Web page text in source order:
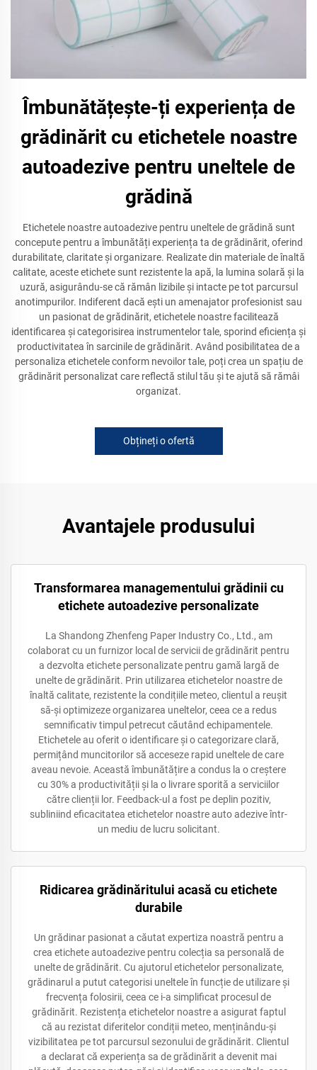
Îmbunătățește-ți experiența de
grădinărit cu etichetele noastre
autoadezive pentru uneltele de
grădină
Etichetele noastre autoadezive pentru uneltele de grădină sunt
concepute pentru a îmbunătăți experiența ta de grădinărit, oferind
durabilitate, claritate și organizare. Realizate din materiale de înaltă
calitate, aceste etichete sunt rezistente la apă, la lumina solară și la
uzură, asigurându-se că rămân lizibile și intacte pe tot parcursul
anotimpurilor. Indiferent dacă ești un amenajator profesionist sau
un pasionat de grădinărit, etichetele noastre facilitează
identificarea și categorisirea instrumentelor tale, sporind eficiența și
productivitatea în sarcinile de grădinărit. Având posibilitatea de a
personaliza etichetele conform nevoilor tale, poți crea un spațiu de
grădinărit personalizat care reflectă stilul tău și te ajută să rămâi
organizat.
Obțineți o ofertă
Avantajele produsului
Transformarea managementului grădinii cu
etichete autoadezive personalizate
La Shandong Zhenfeng Paper Industry Co., Ltd., am
colaborat cu un furnizor local de servicii de grădinărit pentru
a dezvolta etichete personalizate pentru gamă largă de
unelte de grădinărit. Prin utilizarea etichetelor noastre de
înaltă calitate, rezistente la condițiile meteo, clientul a reușit
să-și optimizeze organizarea uneltelor, ceea ce a redus
semnificativ timpul petrecut căutând echipamentele.
Etichetele au oferit o identificare și o categorizare clară,
permițând muncitorilor să acceseze rapid uneltele de care
aveau nevoie. Această îmbunătățire a condus la o creștere
cu 30% a productivității și la o livrare sporită a serviciilor
către clienții lor. Feedback-ul a fost pe deplin pozitiv,
subliniind eficacitatea etichetelor noastre auto adezive într-
un mediu de lucru solicitant.
Ridicarea grădinăritului acasă cu etichete
durabile
Un grădinar pasionat a căutat expertiza noastră pentru a
crea etichete autoadezive pentru colecția sa personală de
unelte de grădinărit. Cu ajutorul etichetelor personalizate,
grădinarul a putut categorisi uneltele în funcție de utilizare și
frecvența folosirii, ceea ce i-a simplificat procesul de
grădinărit. Rezistența etichetelor noastre a asigurat faptul
că au rezistat diferitelor condiții meteo, menținându-și
vizibilitatea pe tot parcursul sezonului de grădinărit. Clientul
a declarat că experiența sa de grădinărit a devenit mai